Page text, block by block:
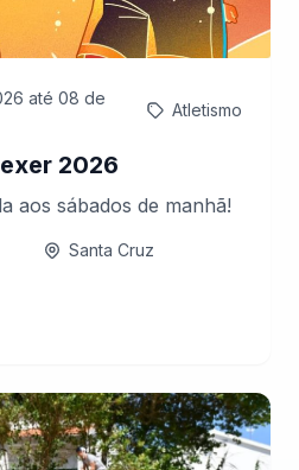
até 08 de
Atletismo
2026
aos sábados de manhã!
Santa Cruz